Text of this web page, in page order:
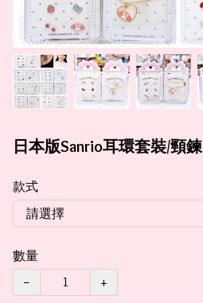
日本版Sanrio耳環套裝/頸鍊
款式
數量
−
+